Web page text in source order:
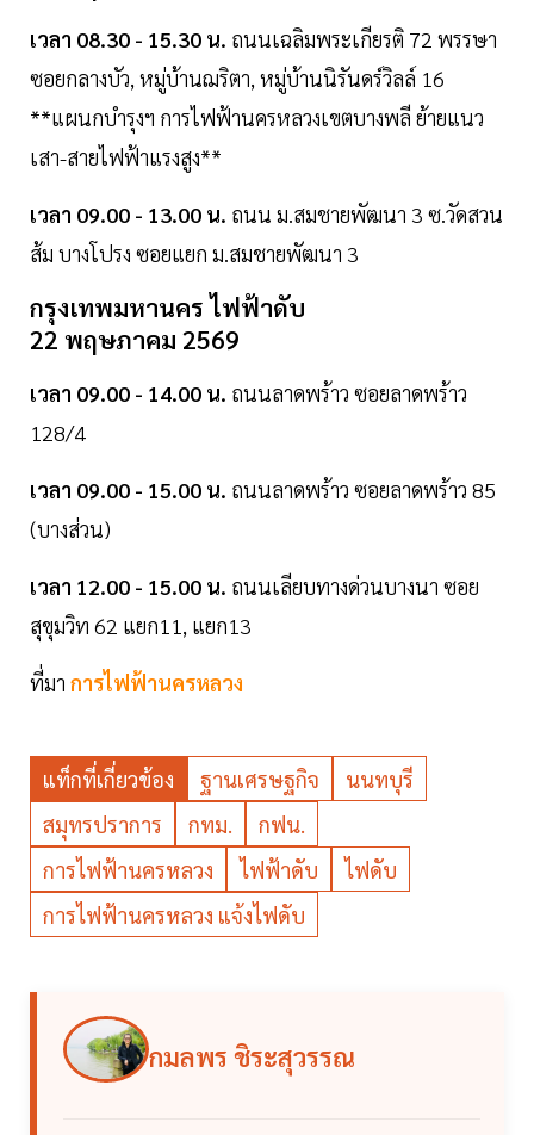
เวลา 08.30 - 15.30 น. ถนนเฉลิมพระเกียรติ 72 พรรษา
ซอยกลางบัว, หมู่บ้านฌริตา, หมู่บ้านนิรันดร์วิลล์ 16
**แผนกบำรุงฯ การไฟฟ้านครหลวงเขตบางพลี ย้ายแนว
เสา-สายไฟฟ้าแรงสูง**
เวลา 09.00 - 13.00 น. ถนน ม.สมชายพัฒนา 3 ซ.วัดสวน
ส้ม บางโปรง ซอยแยก ม.สมชายพัฒนา 3
กรุงเทพมหานคร ไฟฟ้าดับ
22 พฤษภาคม 2569
เวลา 09.00 - 14.00 น. ถนนลาดพร้าว ซอยลาดพร้าว
128/4
เวลา 09.00 - 15.00 น. ถนนลาดพร้าว ซอยลาดพร้าว 85
(บางส่วน)
เวลา 12.00 - 15.00 น. ถนนเลียบทางด่วนบางนา ซอย
สุขุมวิท 62 แยก11, แยก13
ที่มา การไฟฟ้านครหลวง
แท็กที่เกี่ยวข้อง ฐานเศรษฐกิจ
นนทบุรี
สมุทรปราการ
กทม.
กฟน.
การไฟฟ้านครหลวง
ไฟฟ้าดับ
ไฟดับ
การไฟฟ้านครหลวง แจ้งไฟดับ
กมลพร ชิระสุวรรณ